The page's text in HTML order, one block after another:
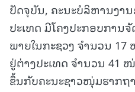
ປັດຈຸບັນ, ຄະນະບໍລິຫານງາ
ປະເທດ ມີໂຄງປະກອບການ
ພາຍໃນກະຊວງ ຈໍານວນ
ຢູ່ຕ່າງປະເທດ ຈໍານວນ
ຂຶ້ນກັບຄະນະຊາວໜຸ່ມຮາກຖ